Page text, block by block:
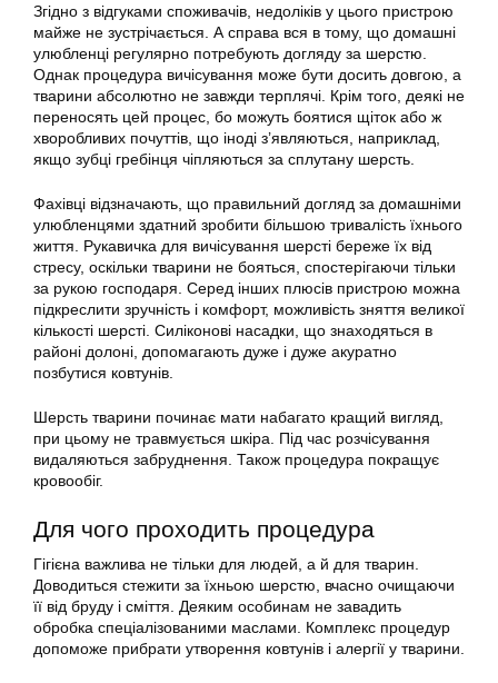
Згідно з відгуками споживачів, недоліків у цього пристрою
майже не зустрічається. А справа вся в тому, що домашні
улюбленці регулярно потребують догляду за шерстю.
Однак процедура вичісування може бути досить довгою, а
тварини абсолютно не завжди терплячі. Крім того, деякі не
переносять цей процес, бо можуть боятися щіток або ж
хворобливих почуттів, що іноді з’являються, наприклад,
якщо зубці гребінця чіпляються за сплутану шерсть.
Фахівці відзначають, що правильний догляд за домашніми
улюбленцями здатний зробити більшою тривалість їхнього
життя. Рукавичка для вичісування шерсті береже їх від
стресу, оскільки тварини не бояться, спостерігаючи тільки
за рукою господаря. Серед інших плюсів пристрою можна
підкреслити зручність і комфорт, можливість зняття великої
кількості шерсті . Силіконові насадки, що знаходяться в
районі долоні, допомагають дуже і дуже акуратно
позбутися ковтунів.
Шерсть тварини починає мати набагато кращий вигляд,
при цьому не травмується шкіра. Під час розчісування
видаляються забруднення. Також процедура покращує
кровообіг.
Для чого проходить процедура
Гігієна важлива не тільки для людей, а й для тварин.
Доводиться стежити за їхньою шерстю, вчасно очищаючи
її від бруду і сміття. Деяким особинам не завадить
обробка спеціалізованими маслами. Комплекс процедур
допоможе прибрати утворення ковтунів і алергії у тварини.